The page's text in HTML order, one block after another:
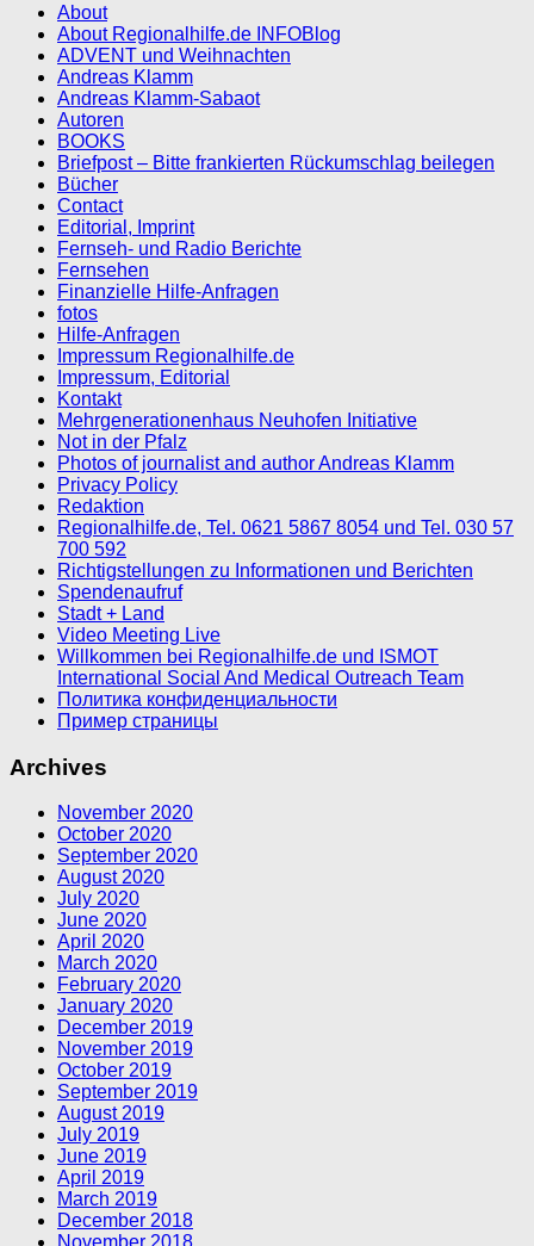
About
About Regionalhilfe.de INFOBlog
ADVENT und Weihnachten
Andreas Klamm
Andreas Klamm-Sabaot
Autoren
BOOKS
Briefpost – Bitte frankierten Rückumschlag beilegen
Bücher
Contact
Editorial, Imprint
Fernseh- und Radio Berichte
Fernsehen
Finanzielle Hilfe-Anfragen
fotos
Hilfe-Anfragen
Impressum Regionalhilfe.de
Impressum, Editorial
Kontakt
Mehrgenerationenhaus Neuhofen Initiative
Not in der Pfalz
Photos of journalist and author Andreas Klamm
Privacy Policy
Redaktion
Regionalhilfe.de, Tel. 0621 5867 8054 und Tel. 030 57
700 592
Richtigstellungen zu Informationen und Berichten
Spendenaufruf
Stadt + Land
Video Meeting Live
Willkommen bei Regionalhilfe.de und ISMOT
International Social And Medical Outreach Team
Политика конфиденциальности
Пример страницы
Archives
November 2020
October 2020
September 2020
August 2020
July 2020
June 2020
April 2020
March 2020
February 2020
January 2020
December 2019
November 2019
October 2019
September 2019
August 2019
July 2019
June 2019
April 2019
March 2019
December 2018